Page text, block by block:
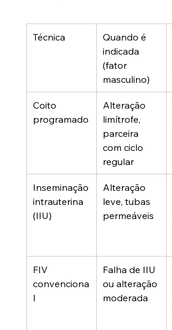
Técnica
Quando é
indicada
(fator
masculino)
Coito
programado
Alteração
limítrofe,
parceira
com ciclo
regular
Inseminação
intrauterina
(IIU)
Alteração
leve, tubas
permeáveis
FIV
convenciona
l
Falha de IIU
ou alteração
moderada